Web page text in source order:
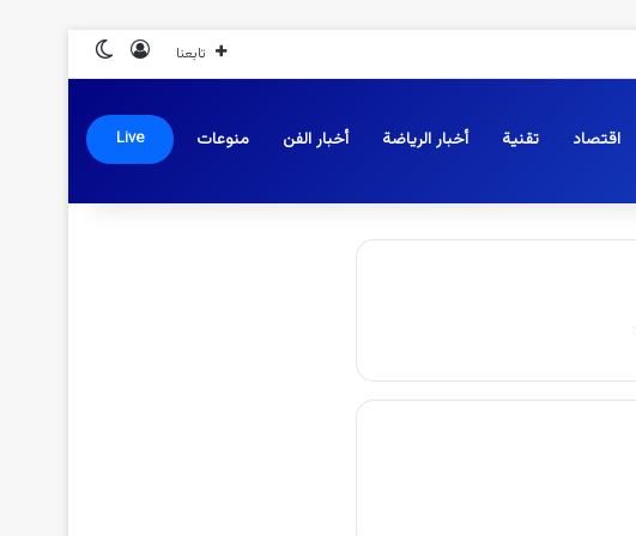
تابعنا تسجيل الدخول
اقتصاد تقنية أخبار الرياضة أخبار الفن منوعات Live